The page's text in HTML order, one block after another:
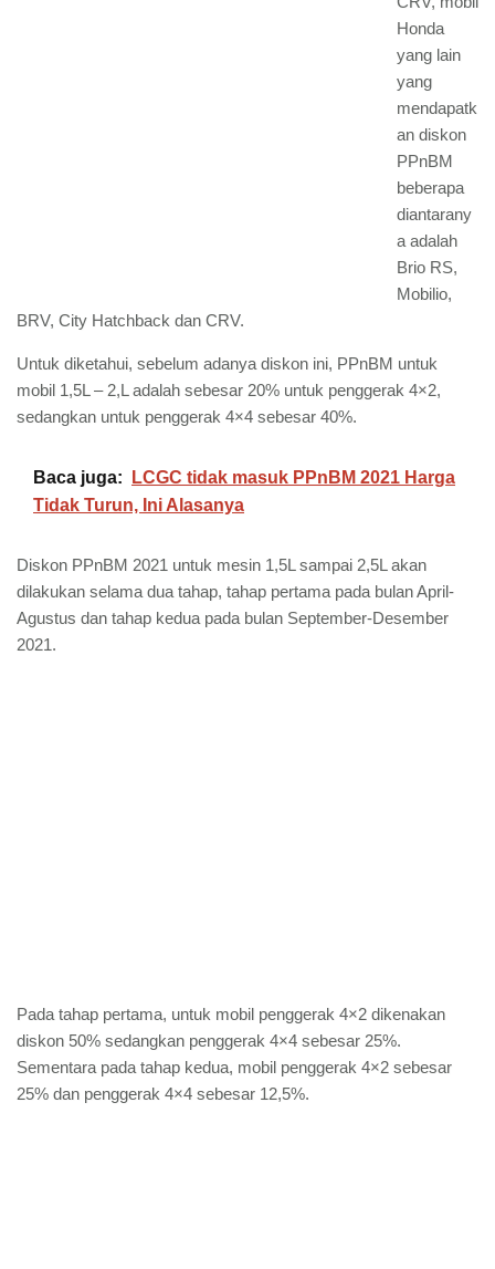
Honda
yang lain
yang
mendapatk
an diskon
PPnBM
beberapa
diantarany
a adalah
Brio RS,
Mobilio,
BRV, City Hatchback dan CRV.
Untuk diketahui, sebelum adanya diskon ini, PPnBM untuk
mobil 1,5L – 2,L adalah sebesar 20% untuk penggerak 4×2,
sedangkan untuk penggerak 4×4 sebesar 40%.
Baca juga:
LCGC tidak masuk PPnBM 2021 Harga
Tidak Turun, Ini Alasanya
Diskon PPnBM 2021 untuk mesin 1,5L sampai 2,5L akan
dilakukan selama dua tahap, tahap pertama pada bulan April-
Agustus dan tahap kedua pada bulan September-Desember
2021.
Pada tahap pertama, untuk mobil penggerak 4×2 dikenakan
diskon 50% sedangkan penggerak 4×4 sebesar 25%.
Sementara pada tahap kedua, mobil penggerak 4×2 sebesar
25% dan penggerak 4×4 sebesar 12,5%.